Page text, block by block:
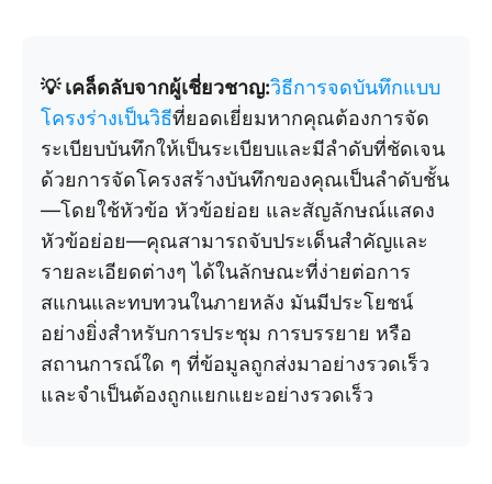
💡 เคล็ดลับจากผู้เชี่ยวชาญ:วิธีการจดบันทึกแบบ
โครงร่างเป็นวิธีที่ยอดเยี่ยมหากคุณต้องการจัด
ระเบียบบันทึกให้เป็นระเบียบและมีลำดับที่ชัดเจน
ด้วยการจัดโครงสร้างบันทึกของคุณเป็นลำดับชั้น
—โดยใช้หัวข้อ หัวข้อย่อย และสัญลักษณ์แสดง
หัวข้อย่อย—คุณสามารถจับประเด็นสำคัญและ
รายละเอียดต่างๆ ได้ในลักษณะที่ง่ายต่อการ
สแกนและทบทวนในภายหลัง มันมีประโยชน์
อย่างยิ่งสำหรับการประชุม การบรรยาย หรือ
สถานการณ์ใด ๆ ที่ข้อมูลถูกส่งมาอย่างรวดเร็ว
และจำเป็นต้องถูกแยกแยะอย่างรวดเร็ว